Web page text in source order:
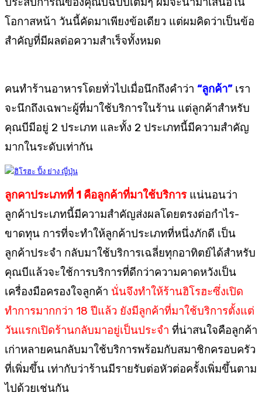
โอกาสหน้า วันนี้คัดมาเพียงข้อเดียว แต่ผมคิดว่าเป็นข้อ
สำคัญที่มีผลต่อความสำเร็จทั้งหมด
คนทำร้านอาหารโดยทั่วไปเมื่อนึกถึงคำว่า “ลูกค้า”เรา
จะนึกถึงเฉพาะผู้ที่มาใช้บริการในร้าน แต่ลูกค้าสำหรับ
คุณบีมีอยู่ 2 ประเภท และทั้ง 2 ประเภทนี้มีความสำคัญ
มากในระดับเท่ากัน
ลูกคาประเภทที่1 คือลูกค้าที่มาใช้บริการแน่นอนว่า
ลูกค้าประเภทนี้มีความสำคัญส่งผลโดยตรงต่อกำไร-
ขาดทุน การที่จะทำให้ลูกค้าประเภทที่หนึ่งภักดี เป็น
ลูกค้าประจำ กลับมาใช้บริการเฉลี่ยทุกอาทิตย์ได้สำหรับ
คุณบีแล้วจะใช้การบริการที่ดีกว่าความคาดหวังเป็น
เครื่องมือครองใจลูกค้า นั่นจึงทำให้ร้านฮิโรฮะซึ่งเปิด
ทำการมากกว่า 18 ปีแล้ว ยังมีลูกค้าที่มาใช้บริการตั้งแต่
วันแรกเปิดร้านกลับมาอยู่เป็นประจำ ที่น่าสนใจคือลูกค้า
เก่าหลายคนกลับมาใช้บริการพร้อมกับสมาชิกครอบครัว
ที่เพิ่มขึ้น เท่ากับว่าร้านมีรายรับต่อหัวต่อครั้งเพิ่มขึ้นตาม
ไปด้วยเช่นกัน